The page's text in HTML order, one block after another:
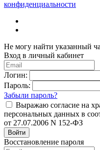
конфиденциальности
Не могу найти указанный
Вход в личный кабинет
Логин:
Пароль:
Забыли пароль?
Выражаю согласие на
персональных данных в
от 27.07.2006 N 152-ФЗ
Войти
Восстановление пароля